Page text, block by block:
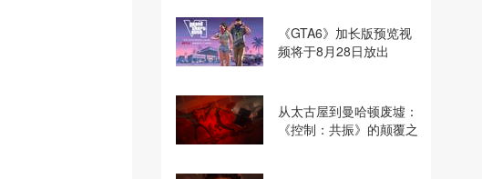
《GTA6》加长版预览视
频将于8月28日放出
从太古屋到曼哈顿废墟：
《控制：共振》的颠覆之